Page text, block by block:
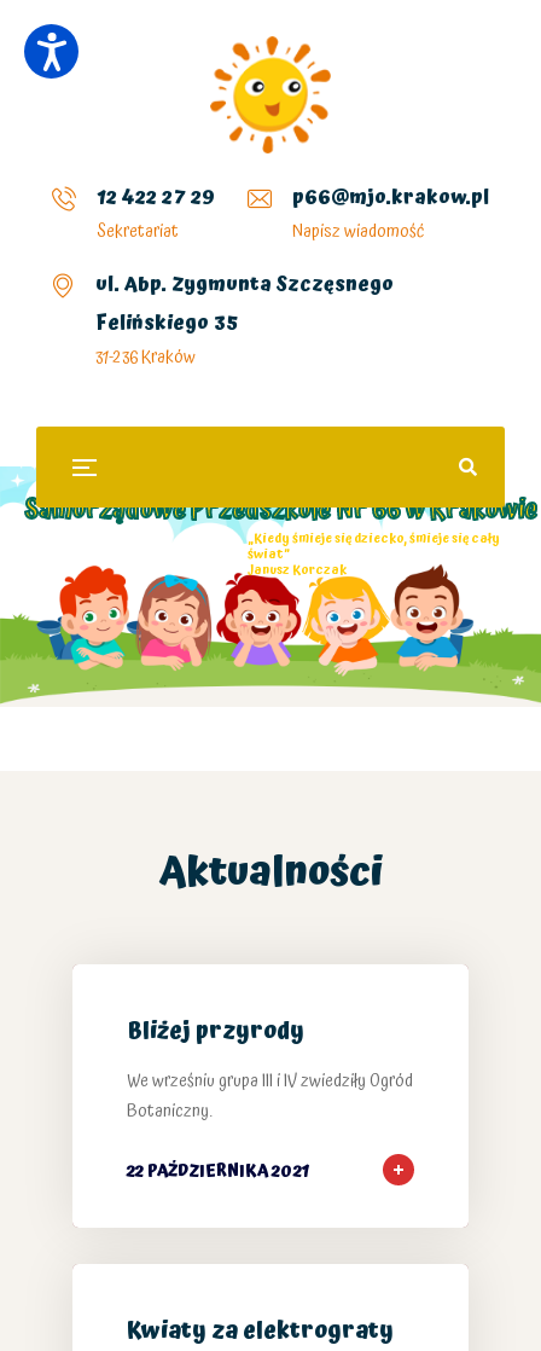
12 422 27 29
Sekretariat
p66@mjo.krakow.pl
Napisz wiadomość
ul. Abp. Zygmunta Szczęsnego
Felińskiego 35
31-236 Kraków
„Kiedy śmieje się dziecko, śmieje się cały
świat”
Janusz Korczak
Samorządowe Przedszkole Nr 66 w Krakowie
Aktualności
Bliżej przyrody
We wrześniu grupa III i IV zwiedziły Ogród
Botaniczny.
22 PAŹDZIERNIKA 2021
Kwiaty za elektrograty